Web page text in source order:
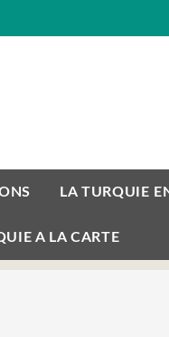
LA TURQUIE
A LA CARTE